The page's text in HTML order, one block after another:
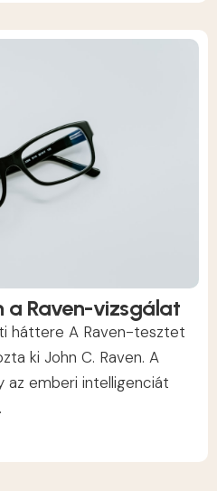
a Raven-vizsgálat
háttere A Raven-tesztet
ki John C. Raven. A
az emberi intelligenciát